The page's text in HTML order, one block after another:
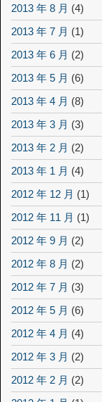
2013 年 8 月 (4)
2013 年 7 月 (1)
2013 年 6 月 (2)
2013 年 5 月 (6)
2013 年 4 月 (8)
2013 年 3 月 (3)
2013 年 2 月 (2)
2013 年 1 月 (4)
2012 年 12 月 (1)
2012 年 11 月 (1)
2012 年 9 月 (2)
2012 年 8 月 (2)
2012 年 7 月 (3)
2012 年 5 月 (6)
2012 年 4 月 (4)
2012 年 3 月 (2)
2012 年 2 月 (2)